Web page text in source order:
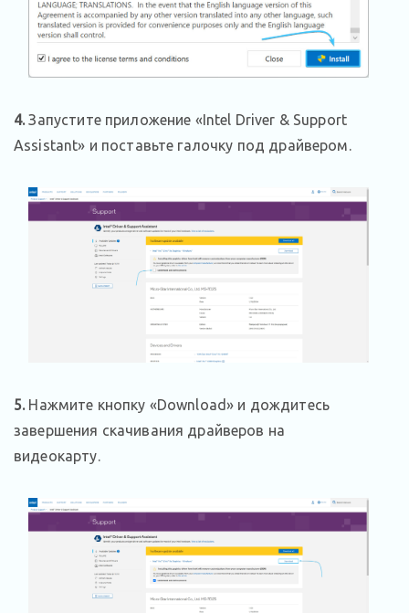
4.Запустите приложение «Intel Driver & Support
Assistant» и поставьте галочку под драйвером.
5. Нажмите кнопку «Download» и дождитесь
завершения скачивания драйверов на
видеокарту.